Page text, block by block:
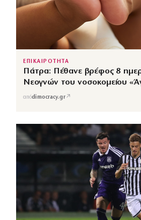
ΕΠΙΚΑΙΡΟΤΗΤΑ
Πάτρα: Πέθανε βρέφος 8
Νεογνών του νοσοκομείου
απόdimocracy.gr↗